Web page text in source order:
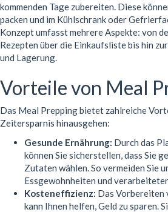
kommenden Tage zubereiten. Diese
packen und im Kühlschrank oder
Konzept umfasst mehrere Aspekte: von
Rezepten über die Einkaufsliste bis hin
und Lagerung.
Vorteile von Meal
Das Meal Prepping bietet zahlreiche
Zeitersparnis hinausgehen:
Gesunde Ernährung: Durch das
können Sie sicherstellen, dass Sie
Zutaten wählen. So vermeiden Sie
Essgewohnheiten und
Kosteneffizienz: Das Vorbereiten
kann Ihnen helfen, Geld zu sparen.